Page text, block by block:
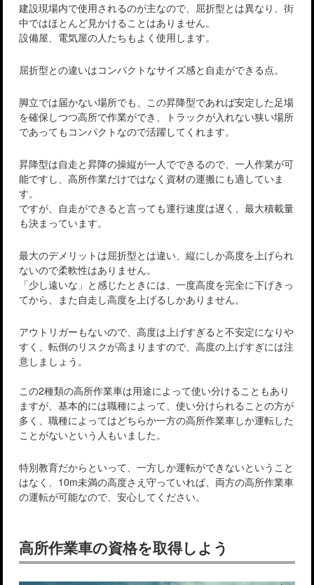
建設現場内で使用されるのが主なので、屈折型とは異なり、街
中ではほとんど見かけることはありません。
設備屋、電気屋の人たちもよく使用します。
屈折型との違いはコンパクトなサイズ感と自走ができる点。
脚立では届かない場所でも、この昇降型であれば安定した足場
を確保しつつ高所で作業ができ、トラックが入れない狭い場所
であってもコンパクトなので活躍してくれます。
昇降型は自走と昇降の操縦が一人でできるので、一人作業が可
能ですし、高所作業だけではなく資材の運搬にも適していま
す。
ですが、自走ができると言っても運行速度は遅く、最大積載量
も決まっています。
最大のデメリットは屈折型とは違い、縦にしか高度を上げられ
ないので柔軟性はありません。
「少し遠いな」と感じたときには、一度高度を完全に下げきっ
てから、また自走し高度を上げるしかありません。
アウトリガーもないので、高度は上げすぎると不安定になりや
すく、転倒のリスクが高まりますので、高度の上げすぎには注
意しましょう。
この2種類の高所作業車は用途によって使い分けることもあり
ますが、基本的には職種によって、使い分けられることの方が
多く、職種によってはどちらか一方の高所作業車しか運転した
ことがないという人もいました。
特別教育だからといって、一方しか運転ができないということ
はなく、10m未満の高度さえ守っていれば、両方の高所作業車
の運転が可能なので、安心してください。
高所作業車の資格を取得しよう